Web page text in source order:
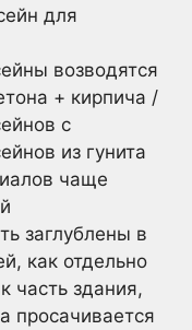
для
возводятся
+ кирпича /
с
из гунита
чаще
заглублены в
как отдельно
часть здания,
просачивается